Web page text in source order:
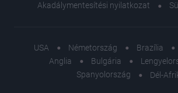
Akadálymentesítési nyilatkozat
USA Németország Brazília
Anglia
Bulgária
Spanyolország
Dél-